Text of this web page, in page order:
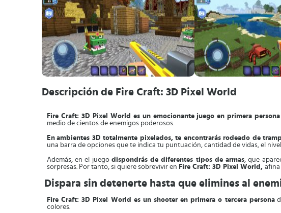
Descripción de Fire Craft: 3D Pixel World
Fire Craft: 3D Pixel World es un emocionante juego en primera
medio de cientos de enemigos poderosos.
En ambientes 3D totalmente pixelados, te encontrarás rodeado de
una barra de opciones que te indica tu puntuación, cantidad de vidas, el
Además, en el juego dispondrás de diferentes tipos de armas, que
sorpresas. Por tanto, si quiere sobrevivir en Fire Craft: 3D Pixel World, afina
Dispara sin detenerte hasta que elimines al
Fire Craft: 3D Pixel World es un shooter en primera o tercera persona
colores.